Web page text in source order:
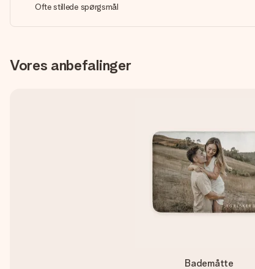
Ofte stillede spørgsmål
Vores anbefalinger
Bademåtte